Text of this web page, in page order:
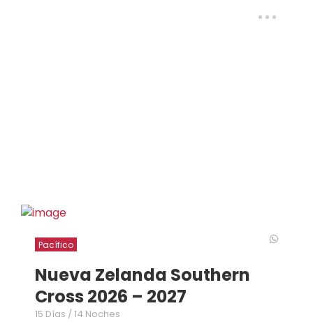
Pacífico
Nueva Zelanda Southern
Cross 2026 – 2027
15 Días / 14 Noches